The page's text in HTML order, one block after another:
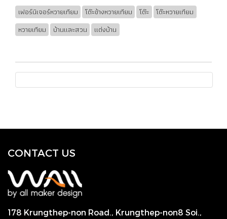
เฟอร์นิเจอร์หวายเทียม โต๊ะข้างหวายเทียม โต๊ะ
โต๊ะหวายเทียม
หวายเทียม
บ้านและสวน แต่งบ้าน
CONTACT US
178 Krungthep-non Road., Krungthep-non8 Soi.,